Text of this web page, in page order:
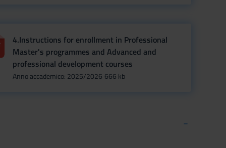
4.Instructions for enrollment in Professional
Master's programmes and Advanced and
professional development courses
Anno accademico: 2025/2026 666 kb